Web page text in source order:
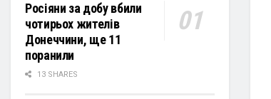
Росіяни за добу вбили
чотирьох жителів
Донеччини, ще 11
поранили
13 SHARES